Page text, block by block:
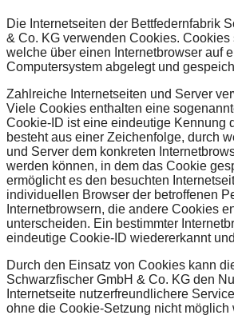
Die Internetseiten der Bettfedernfabrik
& Co. KG verwenden Cookies. Cookies
welche über einen Internetbrowser auf
Computersystem abgelegt und
Zahlreiche Internetseiten und Server
Viele Cookies enthalten eine
Cookie-ID ist eine eindeutige Kennung
besteht aus einer Zeichenfolge, durch
und Server dem konkreten
werden können, in dem das Cookie
ermöglicht es den besuchten
individuellen Browser der betroffenen
Internetbrowsern, die andere Cookies
unterscheiden. Ein bestimmter
eindeutige Cookie-ID wiedererkannt
Durch den Einsatz von Cookies kann
Schwarzfischer GmbH & Co. KG den
Internetseite nutzerfreundlichere
ohne die Cookie-Setzung nicht möglich